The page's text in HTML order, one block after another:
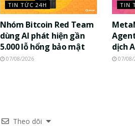
TIN TỨC 24H
Nhóm Bitcoin Red Team
dùng AI phát hiện gần
5.000 lỗ hổng bảo mật
07/08/2026
TIN
dịch
07/08/
Theo dõi